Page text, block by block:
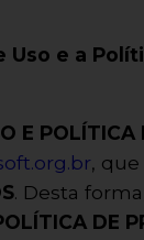
Uso e a
E POLÍTICA
,
. Desta
DE